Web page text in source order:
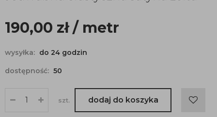
190,00 zł/ metr
wysyłka: do 24 godzin
dostępność: 50
szt. dodaj do koszyka